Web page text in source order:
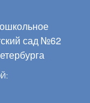
сад №62